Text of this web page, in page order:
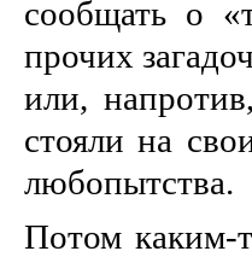
сообщать о
прочих
или,
стояли на
любопытства.
Потом каким-